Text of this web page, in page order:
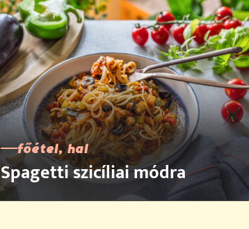
főétel, hal
Spagetti szicíliai módra